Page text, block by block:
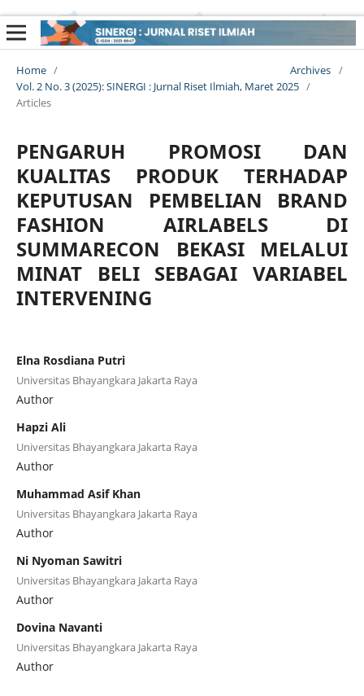
Home / Archives /
Vol. 2 No. 3 (2025): SINERGI : Jurnal Riset Ilmiah, Maret 2025 /
Articles
PENGARUH PROMOSI DAN
KUALITAS PRODUK TERHADAP
KEPUTUSAN PEMBELIAN BRAND
FASHION AIRLABELS DI
SUMMARECON BEKASI MELALUI
MINAT BELI SEBAGAI VARIABEL
INTERVENING
Elna Rosdiana Putri
Universitas Bhayangkara Jakarta Raya
Author
Hapzi Ali
Universitas Bhayangkara Jakarta Raya
Author
Muhammad Asif Khan
Universitas Bhayangkara Jakarta Raya
Author
Ni Nyoman Sawitri
Universitas Bhayangkara Jakarta Raya
Author
Dovina Navanti
Universitas Bhayangkara Jakarta Raya
Author